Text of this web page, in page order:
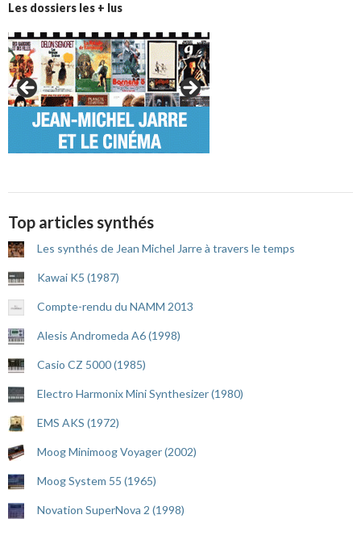
Les dossiers les + lus
Top articles synthés
Les synthés de Jean Michel Jarre à travers le temps
Kawai K5 (1987)
Compte-rendu du NAMM 2013
Alesis Andromeda A6 (1998)
Casio CZ 5000 (1985)
Electro Harmonix Mini Synthesizer (1980)
EMS AKS (1972)
Moog Minimoog Voyager (2002)
Moog System 55 (1965)
Novation SuperNova 2 (1998)